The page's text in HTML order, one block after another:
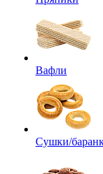
Вафли
Сушки/